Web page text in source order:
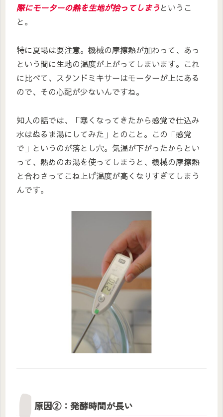
際にモーターの熱を生地が拾ってしまうというこ
と。
特に夏場は要注意。機械の摩擦熱が加わって、あっ
という間に生地の温度が上がってしまいます。これ
に比べて、スタンドミキサーはモーターが上にある
ので、その心配が少ないんですね。
知人の話では、「寒くなってきたから感覚で仕込み
水はぬるま湯にしてみた」とのこと。この「感覚
で」というのが落とし穴。気温が下がったからとい
って、熱めのお湯を使ってしまうと、機械の摩擦熱
と合わさってこね上げ温度が高くなりすぎてしまう
んです。
原因②：発酵時間が長い